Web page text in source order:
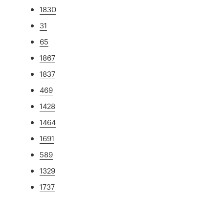
1830
31
65
1867
1837
469
1428
1464
1691
589
1329
1737